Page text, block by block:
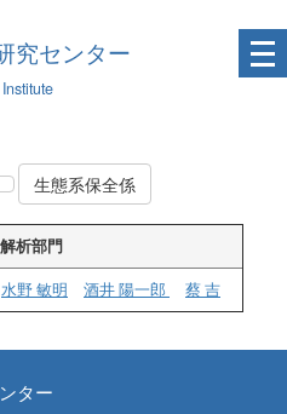
究センター
生態系保全係
析部門
水野 敏明 酒井 陽一郎 蔡 吉
ター